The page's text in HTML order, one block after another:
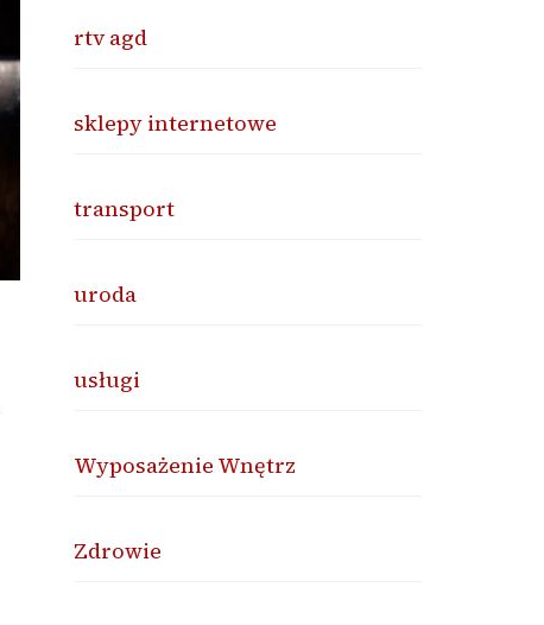
rtv agd
sklepy internetowe
transport
uroda
usługi
Wyposażenie Wnętrz
Zdrowie